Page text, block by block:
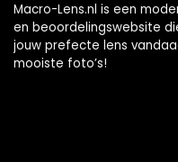
Macro-Lens.nl is een
en beoordelingswebsite
jouw prefecte lens
mooiste foto’s!